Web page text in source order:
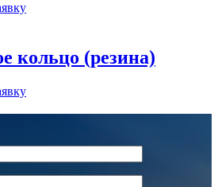
кольцо (резина)